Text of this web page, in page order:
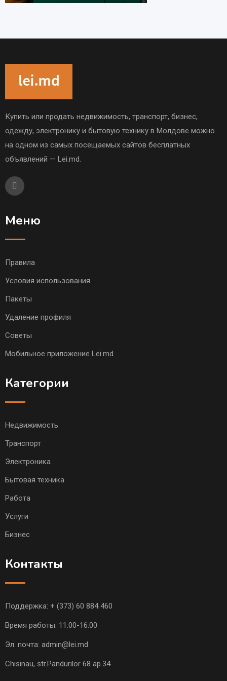
Купить или продать недвижимость, транспорт, бизнес,
одежду, электронику и бытовую технику в Молдове можно
на одном из самых посещаемых сайтов бесплатных
объявлений — Lei.md.
Меню
Правила
Условия использования
Пакеты
Удаление профиля
Советы
Мобильное приложение Lei.md
Категории
Недвижимость
Транспорт
Электроника
Бытовая техника
Работа
Услуги
Бизнес
Контакты
Поддержка: + (373) 60 884 460
Время работы: 11:00-16:00
Эл. почта: admin@lei.md
Chisinau, str.Pandurilor 68 ap.34